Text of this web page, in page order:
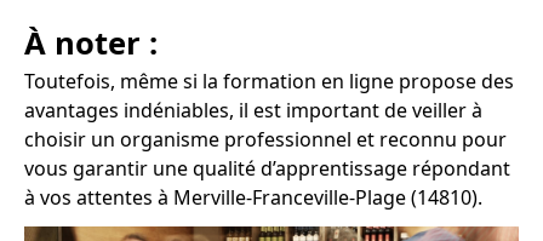
À noter :
Toutefois, même si la formation en ligne propose des
avantages indéniables, il est important de veiller à
choisir un organisme professionnel et reconnu pour
vous garantir une qualité d’apprentissage répondant
à vos attentes à Merville-Franceville-Plage (14810).